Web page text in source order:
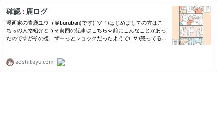
確認 : 鹿ログ
漫画家の青鹿ユウ（＠buruban)です(´▽｀)はじめましての方はこ
ちらの人物紹介どうぞ前回の記事はこちら↓前にこんなことがあっ
たのですがその後、ずーっとショックだったようで( ;∀;)怒ってるか
aoshikayu.com